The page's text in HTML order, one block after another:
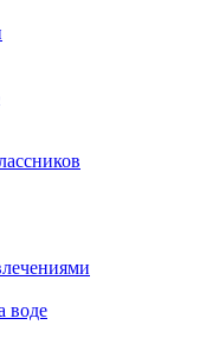
воде